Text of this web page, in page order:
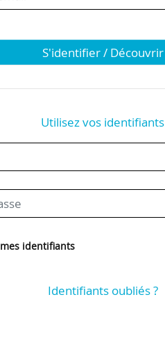
S'identifier / Découvrir
Utilisez vos identifiants
identifiants
Identifiants oubliés ?